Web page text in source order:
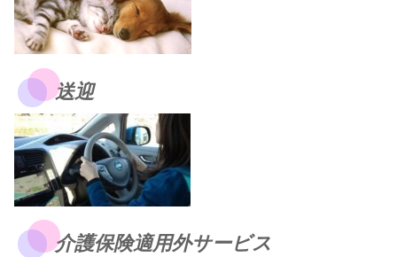
送迎
介護保険適用外サービス